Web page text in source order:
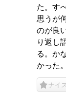
た。す
思うが
のが良
り返し
る。か
かった
ナイス